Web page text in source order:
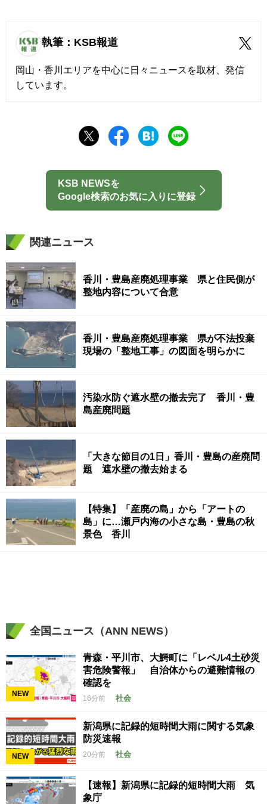
執筆：KSB報道
岡山・香川エリアを中心に日々ニュースを取材、発信
しています。
KSB NEWSを
Google検索のお気に入りに登録
関連ニュース
香川・豊島産廃処理事業 県と住民側が
整地内容について合意
香川・豊島産廃処理事業 県が不法投棄
現場の「整地工事」の図面を明らかに
汚染水防ぐ遮水壁の撤去完了 香川・豊
島産廃問題
「大きな節目の1日」香川・豊島の産廃問
題 遮水壁の撤去始まる
【特集】「産廃の島」から「アートの
島」に…瀬戸内海の小さな島・豊島の秋
景色 香川
全国ニュース（ANN NEWS）
NEW
青森・平川市、大鰐町に「レベル4土砂災
害危険警報」 自治体からの避難情報の
確認を
16分前 社会
NEW
新潟県に記録的短時間大雨に関する気象
防災速報
20分前 社会
【速報】新潟県に記録的短時間大雨 気
象庁